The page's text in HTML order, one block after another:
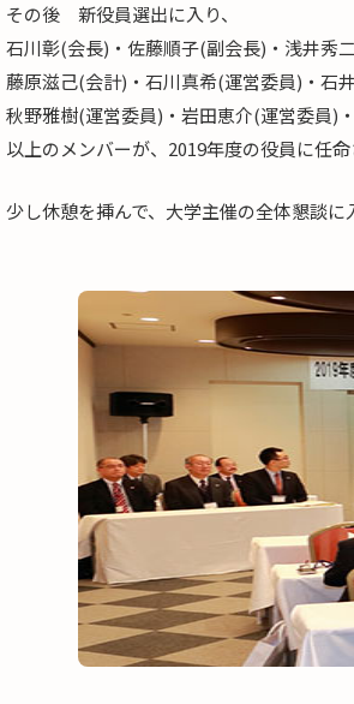
その後 新役員選出に入り、
石川彰(会長)・佐藤順子(副会長)・浅井秀
藤原滋己(会計)・石川真希(運営委員)・石
秋野雅樹(運営委員)・岩田恵介(運営委員)
以上のメンバーが、2019年度の役員に任命
少し休憩を挿んで、大学主催の全体懇談に